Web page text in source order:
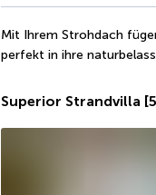
Mit Ihrem Strohdach
perfekt in ihre
Superior Strandvilla